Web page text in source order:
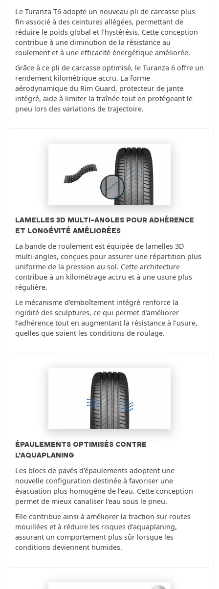
Le Turanza T6 adopte un nouveau pli de carcasse plus
fin associé à des ceintures allégées, permettant de
réduire le poids global et l’hystérésis. Cette conception
contribue à une diminution de la résistance au
roulement et à une efficacité énergétique améliorée.
Grâce à ce pli de carcasse optimisé, le Turanza 6 offre un
rendement kilométrique accru. La forme
aérodynamique du Rim Guard, protecteur de jante
intégré, aide à limiter la traînée tout en protégeant le
pneu lors des variations de trajectoire.
LAMELLES 3D MULTI-ANGLES POUR ADHÉRENCE
ET LONGÉVITÉ AMÉLIORÉES
La bande de roulement est équipée de lamelles 3D
multi-angles, conçues pour assurer une répartition plus
uniforme de la pression au sol. Cette architecture
contribue à un kilométrage accru et à une usure plus
régulière.
Le mécanisme d’emboîtement intégré renforce la
rigidité des sculptures, ce qui permet d’améliorer
l’adhérence tout en augmentant la résistance à l’usure,
quelles que soient les conditions de roulage.
ÉPAULEMENTS OPTIMISÉS CONTRE
L’AQUAPLANING
Les blocs de pavés d’épaulements adoptent une
nouvelle configuration destinée à favoriser une
évacuation plus homogène de l’eau. Cette conception
permet de mieux canaliser l’eau sous le pneu.
Elle contribue ainsi à améliorer la traction sur routes
mouillées et à réduire les risques d’aquaplaning,
assurant un comportement plus sûr lorsque les
conditions deviennent humides.